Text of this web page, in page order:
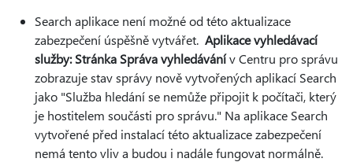
Search aplikace není možné od této aktualizace
zabezpečení úspěšně vytvářet. Aplikace vyhledávací
služby: Stránka Správa vyhledávánív Centru pro správu
zobrazuje stav správy nově vytvořených aplikací Search
jako "Služba hledání se nemůže připojit k počítači, který
je hostitelem součásti pro správu." Na aplikace Search
vytvořené před instalací této aktualizace zabezpečení
nemá tento vliv a budou i nadále fungovat normálně.